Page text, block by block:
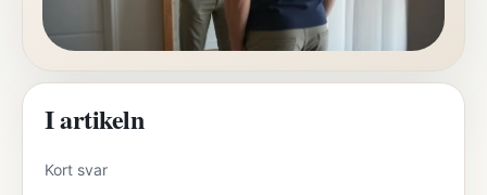
I artikeln
Kort svar